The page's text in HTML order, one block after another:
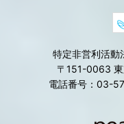
特定非営利活動
〒151-0063
電話番号：03-